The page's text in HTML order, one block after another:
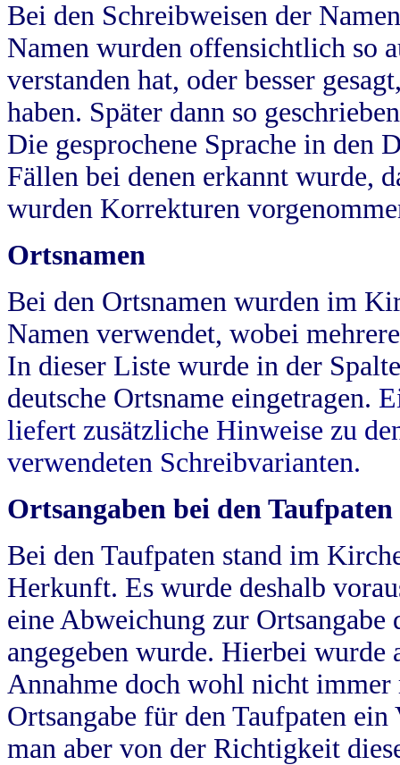
Bei den Schreibweisen der
Namen wurden offensichtlich so
verstanden hat, oder besser
haben. Später dann so
Die gesprochene Sprache in
Fällen bei denen erkannt wurde,
wurden Korrekturen
Ortsnamen
Bei den Ortsnamen wurden im
Namen verwendet, wobei
In dieser Liste wurde in der
deutsche Ortsname eingetragen.
liefert zusätzliche Hinweise zu
verwendeten Schreibvarianten.
Ortsangaben bei den Taufpaten
Bei den Taufpaten stand im
Herkunft. Es wurde deshalb
eine Abweichung zur
angegeben wurde. Hierbei wurde
Annahme doch wohl nicht
Ortsangabe für den Taufpaten
man aber von der Richtigkeit